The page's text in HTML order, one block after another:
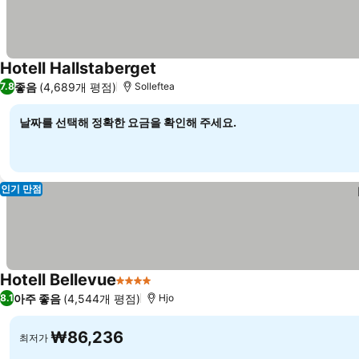
Hotell Hallstaberget
7.8좋음 (4,689개 평점) Solleftea
날짜를 선택해 정확한 요금을 확인해 주세요.
인기 만점
Hotell Bellevue4 성급
8.1아주 좋음 (4,544개 평점) Hjo
최저가 ₩86,236